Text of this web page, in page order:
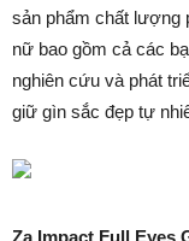
sản phẩm chất lượng
nữ bao gồm cả các
nghiên cứu và phát
giữ gìn sắc đẹp tự
Za Impact Full Eyes